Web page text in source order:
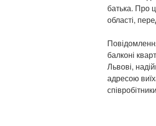
батька. Про
області,
балконі
Львові,
адресою